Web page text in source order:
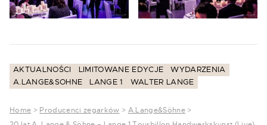
AKTUALNOŚCI LIMITOWANE EDYCJE
WYDARZENIA
A.LANGE&SOHNE
LANGE 1 WALTER LANGE
Home > Producenci zegarków > A.Lange&Söhne>